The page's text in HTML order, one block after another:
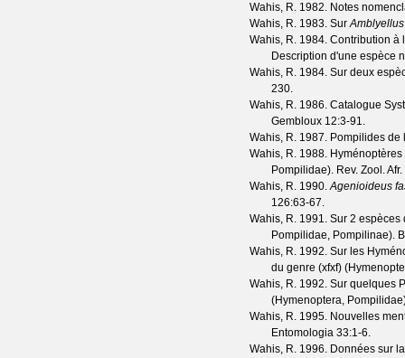
Wahis, R. 1982. Notes
Wahis, R. 1983. Sur
Wahis, R. 1984. Contribution
Description d'une espèce
Wahis, R. 1984. Sur deux
230.
Wahis, R. 1986. Catalogue
Gembloux 12:3-91.
Wahis, R. 1987. Pompilides de
Wahis, R. 1988.
Pompilidae). Rev. Zool. Afr.
Wahis, R. 1990.Agenioideus
126:63-67.
Wahis, R. 1991. Sur 2 espèces
Pompilidae, Pompilinae).
Wahis, R. 1992. Sur les
du genre (xfxf)
Wahis, R. 1992. Sur quelques
(Hymenoptera,
Wahis, R. 1995. Nouvelles
Entomologia 33:1-6.
Wahis, R. 1996. Données sur